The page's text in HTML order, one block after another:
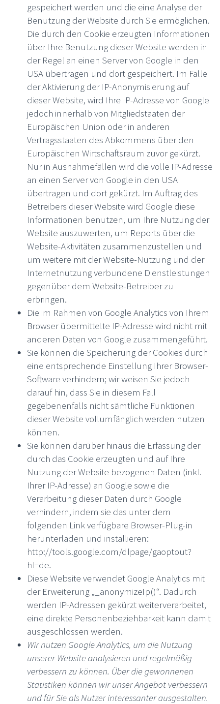
gespeichert werden und die eine Analyse der
Benutzung der Website durch Sie ermöglichen.
Die durch den Cookie erzeugten Informationen
über Ihre Benutzung dieser Website werden in
der Regel an einen Server von Google in den
USA übertragen und dort gespeichert. Im Falle
der Aktivierung der IP-Anonymisierung auf
dieser Website, wird Ihre IP-Adresse von Google
jedoch innerhalb von Mitgliedstaaten der
Europäischen Union oder in anderen
Vertragsstaaten des Abkommens über den
Europäischen Wirtschaftsraum zuvor gekürzt.
Nur in Ausnahmefällen wird die volle IP-Adresse
an einen Server von Google in den USA
übertragen und dort gekürzt. Im Auftrag des
Betreibers dieser Website wird Google diese
Informationen benutzen, um Ihre Nutzung der
Website auszuwerten, um Reports über die
Website-Aktivitäten zusammenzustellen und
um weitere mit der Website-Nutzung und der
Internetnutzung verbundene Dienstleistungen
gegenüber dem Website-Betreiber zu
erbringen.
Die im Rahmen von Google Analytics von Ihrem
Browser übermittelte IP-Adresse wird nicht mit
anderen Daten von Google zusammengeführt.
Sie können die Speicherung der Cookies durch
eine entsprechende Einstellung Ihrer Browser-
Software verhindern; wir weisen Sie jedoch
darauf hin, dass Sie in diesem Fall
gegebenenfalls nicht sämtliche Funktionen
dieser Website vollumfänglich werden nutzen
können.
Sie können darüber hinaus die Erfassung der
durch das Cookie erzeugten und auf Ihre
Nutzung der Website bezogenen Daten (inkl.
Ihrer IP-Adresse) an Google sowie die
Verarbeitung dieser Daten durch Google
verhindern, indem sie das unter dem
folgenden Link verfügbare Browser-Plug-in
herunterladen und installieren:
http://tools.google.com/dlpage/gaoptout?
hl=de.
Diese Website verwendet Google Analytics mit
der Erweiterung „_anonymizeIp()“. Dadurch
werden IP-Adressen gekürzt weiterverarbeitet,
eine direkte Personenbeziehbarkeit kann damit
ausgeschlossen werden.
Wir nutzen Google Analytics, um die Nutzung
unserer Website analysieren und regelmäßig
verbessern zu können. Über die gewonnenen
Statistiken können wir unser Angebot verbessern
und für Sie als Nutzer interessanter ausgestalten.